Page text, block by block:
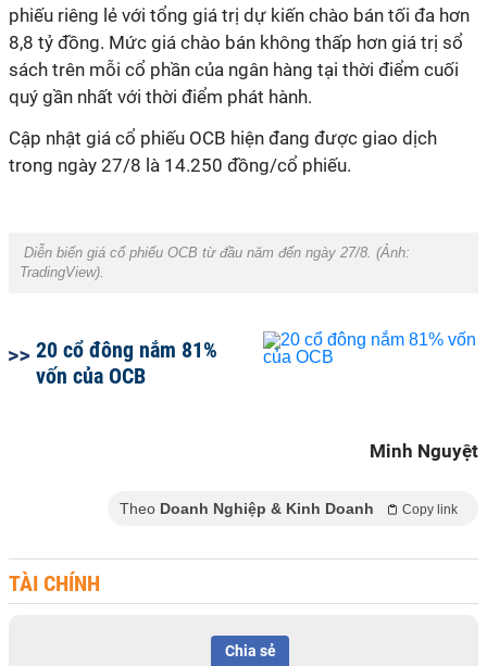
phiếu riêng lẻ với tổng giá trị dự kiến chào bán tối đa hơn
8,8 tỷ đồng. Mức giá chào bán không thấp hơn giá trị sổ
sách trên mỗi cổ phần của ngân hàng tại thời điểm cuối
quý gần nhất với thời điểm phát hành.
Cập nhật giá cổ phiếu OCB hiện đang được giao dịch
trong ngày 27/8 là 14.250 đồng/cổ phiếu.
Diễn biến giá cổ phiếu OCB từ đầu năm đến ngày 27/8. (Ảnh:
TradingView).
20 cổ đông nắm 81%
vốn của OCB
Minh Nguyệt
Theo Doanh Nghiệp & Kinh Doanh Copy link
TÀI CHÍNH
Chia sẻ